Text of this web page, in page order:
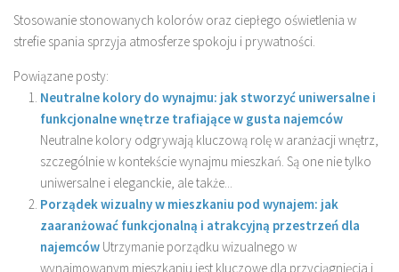
Stosowanie stonowanych kolorów oraz ciepłego oświetlenia w
strefie spania sprzyja atmosferze spokoju i prywatności.
Powiązane posty:
Neutralne kolory do wynajmu: jak stworzyć uniwersalne i
funkcjonalne wnętrze trafiające w gusta najemców
Neutralne kolory odgrywają kluczową rolę w aranżacji wnętrz,
szczególnie w kontekście wynajmu mieszkań. Są one nie tylko
uniwersalne i eleganckie, ale także...
Porządek wizualny w mieszkaniu pod wynajem: jak
zaaranżować funkcjonalną i atrakcyjną przestrzeń dla
najemców Utrzymanie porządku wizualnego w
wynajmowanym mieszkaniu jest kluczowe dla przyciągnięcia i